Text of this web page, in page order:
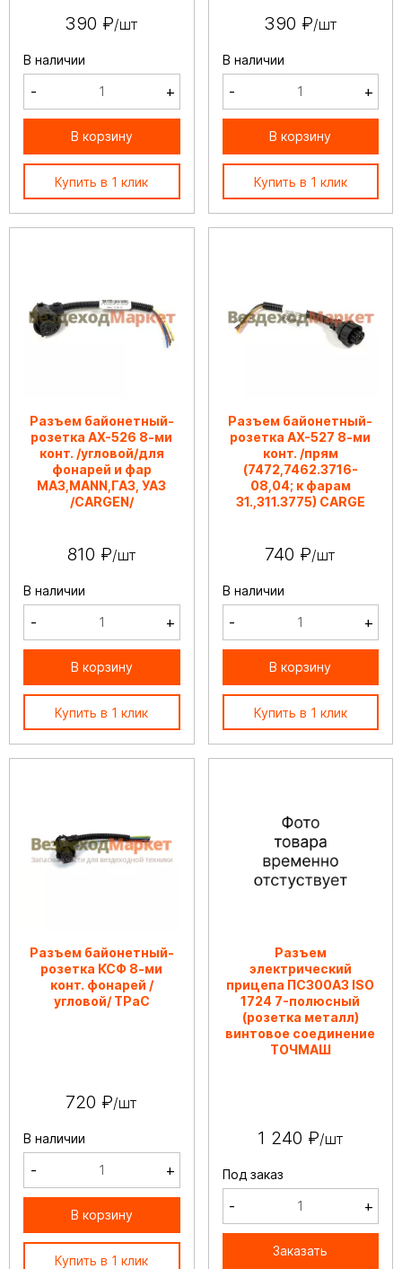
390 ₽/шт
В наличии
- +
В корзину
Купить в 1 клик
390 ₽/шт
В наличии
- +
В корзину
Купить в 1 клик
Разъем байонетный-
розетка АХ-526 8-ми
конт. /угловой/для
фонарей и фар
МАЗ,MANN,ГАЗ, УАЗ
/CARGEN/
810 ₽/шт
В наличии
- +
В корзину
Купить в 1 клик
Разъем байонетный-
розетка АХ-527 8-ми
конт. /прям
(7472,7462.3716-
08,04; к фарам
31.,311.3775) CARGE
740 ₽/шт
В наличии
- +
В корзину
Купить в 1 клик
Разъем байонетный-
розетка КСФ 8-ми
конт. фонарей /
угловой/ ТРаС
720 ₽/шт
В наличии
- +
В корзину
Купить в 1 клик
Разъем
электрический
прицепа ПС300АЗ ISO
1724 7-полюсный
(розетка металл)
винтовое соединение
ТОЧМАШ
1 240 ₽/шт
Под заказ
- +
Заказать